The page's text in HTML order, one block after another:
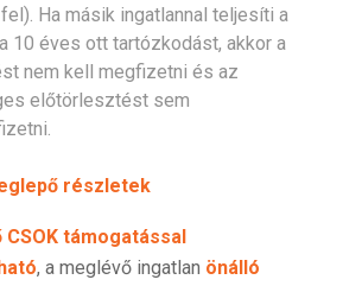
Ha másik ingatlannal teljesíti a
10 éves ott tartózkodást, akkor a
nem kell megfizetni és az
előtörlesztést sem
részletek
CSOK támogatással
, a meglévő ingatlan önálló